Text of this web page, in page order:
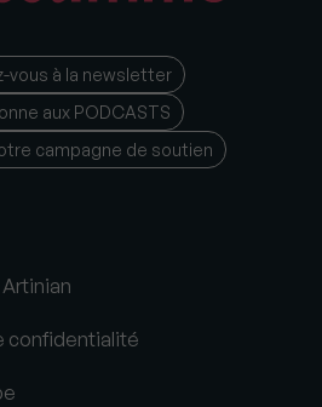
vous à la newsletter
aux PODCASTS
campagne de soutien
confidentialité